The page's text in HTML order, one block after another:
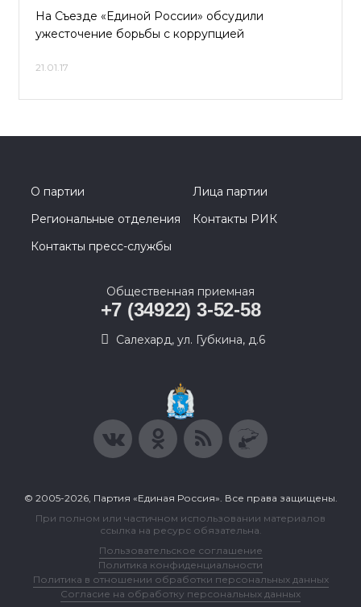
На Съезде «Единой России» обсудили
ужесточение борьбы с коррупцией
21.01.17
О партии
Лица партии
Региональные отделения
Контакты РИК
Контакты пресс-службы
Общественная приемная
+7 (34922) 3-52-58
Салехард, ул. Губкина, д.6
© 2005-2026, Партия «Единая Россия». Все права защищены.
При полном или частичном использовании материалов
ссылка на ресурс обязательна.
Пользовательское соглашение
Политика конфиденциальности
Политика в отношении обработки персональных данных
Согласие на обработку персональных данных